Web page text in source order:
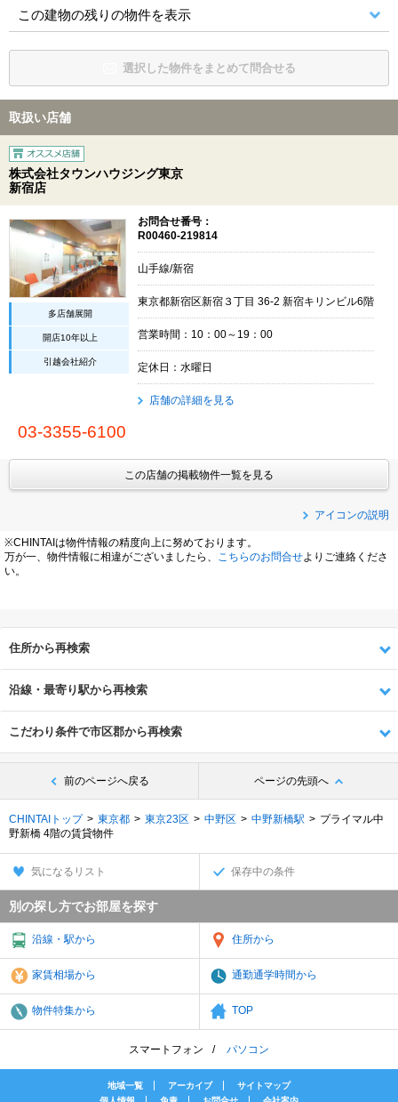
この建物の残りの物件を表示
選択した物件をまとめて問合せる
取扱い店舗
株式会社タウンハウジング東京
新宿店
多店舗展開
開店10年以上
引越会社紹介
お問合せ番号：
R00460-219814
山手線/新宿
東京都新宿区新宿３丁目 36-2 新宿キリンビル6階
営業時間：10：00～19：00
定休日：水曜日
店舗の詳細を見る
03-3355-6100
この店舗の掲載物件一覧を見る
アイコンの説明
※CHINTAIは物件情報の精度向上に努めております。
万が一、物件情報に相違がございましたら、
こちらのお問合せよりご連絡くださ
い。
住所から再検索
沿線・最寄り駅から再検索
こだわり条件で市区郡から再検索
前のページへ戻る ページの先頭へ
CHINTAIトップ 東京都 東京23区 中野区 中野新橋駅
プライマル中
野新橋 4階の賃貸物件
気になるリスト 保存中の条件
別の探し方でお部屋を探す
沿線・駅から 住所から
家賃相場から 通勤通学時間から
物件特集から TOP
スマートフォン パソコン
地域一覧 アーカイブ
サイトマップ